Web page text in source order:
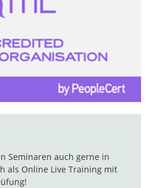
Seminaren auch gerne in
als Online Live Training mit